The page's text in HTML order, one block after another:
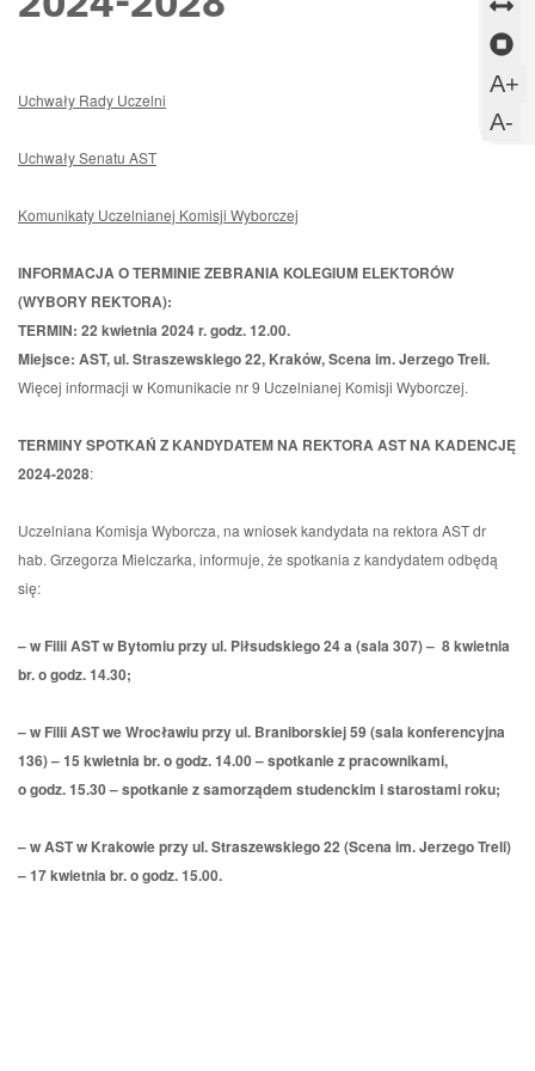
A+
A-
Uchwały Rady Uczelni
Uchwały Senatu AST
Komunikaty Uczelnianej Komisji Wyborczej
INFORMACJA O TERMINIE ZEBRANIA KOLEGIUM ELEKTORÓW
(WYBORY REKTORA):
TERMIN: 22 kwietnia 2024 r. godz. 12.00.
Miejsce: AST, ul. Straszewskiego 22, Kraków, Scena im. Jerzego Treli.
Więcej informacji w Komunikacie nr 9 Uczelnianej Komisji Wyborczej.
TERMINY SPOTKAŃ Z KANDYDATEM NA REKTORA AST NA KADENCJĘ
2024-2028:
Uczelniana Komisja Wyborcza, na wniosek kandydata na rektora AST dr
hab. Grzegorza Mielczarka, informuje, że spotkania z kandydatem odbędą
się:
– w Filii AST w Bytomiu przy ul. Piłsudskiego 24 a (sala 307) – 8 kwietnia
br. o godz. 14.30;
–w Filii AST we Wrocławiu przy ul. Braniborskiej 59(sala konferencyjna
136)– 15 kwietnia br. o godz. 14.00 – spotkanie z pracownikami,
o godz. 15.30 – spotkanie z samorządem studenckim istarostami roku;
– w AST w Krakowie przy ul. Straszewskiego 22 (Scena im. Jerzego Treli)
– 17 kwietnia br. o godz. 15.00.